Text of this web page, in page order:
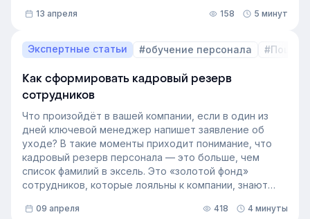
13 апреля 158 5 минут
Экспертные статьи #обучение персонала
Как сформировать кадровый резерв
сотрудников
Что произойдёт в вашей компании, если в один из
дней ключевой менеджер напишет заявление об
уходе? В такие моменты приходит понимание, что
кадровый резерв персонала — это больше, чем
список фамилий в эксель. Это «золотой фонд»
сотрудников, которые лояльны к компании, знают
освободившуюся должность. Не у каждой компании
09 апреля 418 4 минуты